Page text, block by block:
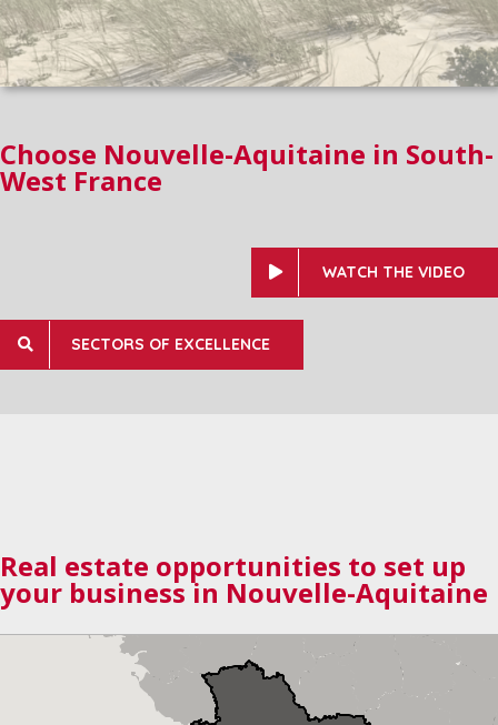
Choose Nouvelle-Aquitaine in South-
West France
WATCH THE VIDEO
SECTORS OF EXCELLENCE
Real estate opportunities to set up
your business in Nouvelle-Aquitaine